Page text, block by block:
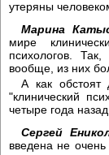
утеряны
Марина
мире
психологов.
вообще, из них
А как обстоят
"клинический
четыре года
Сергей
введена не